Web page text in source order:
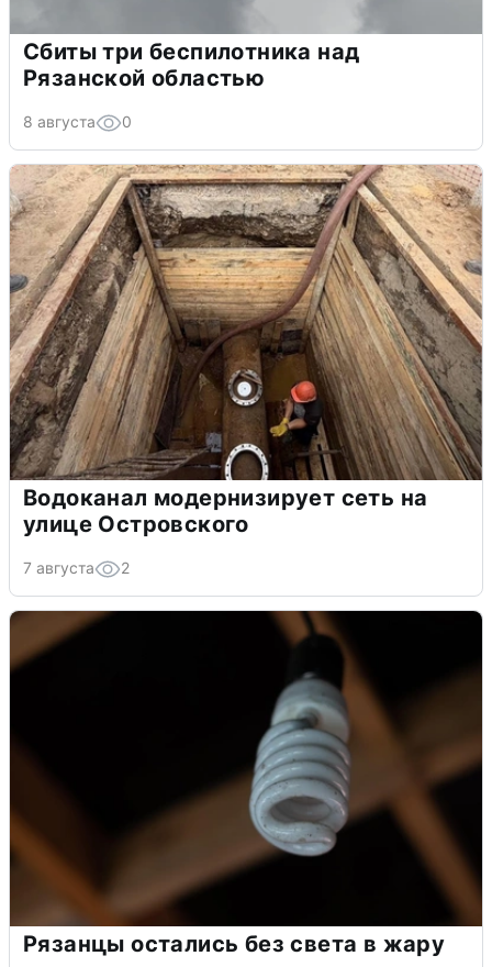
Сбиты три беспилотника над
Рязанской областью
8 августа 0
Водоканал модернизирует сеть на
улице Островского
7 августа 2
Рязанцы остались без света в жару